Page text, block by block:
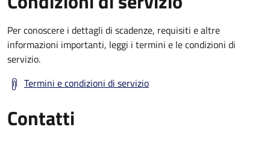
Per conoscere i dettagli di scadenze, requisiti e altre
informazioni importanti, leggi i termini e le condizioni di
servizio.
Termini e condizioni di servizio
Contatti